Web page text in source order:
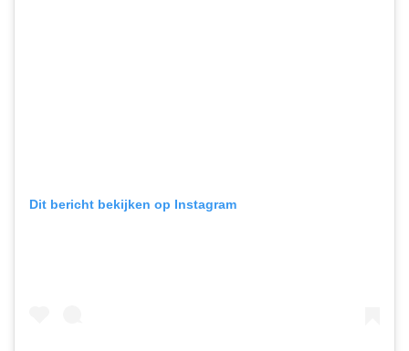
Dit bericht bekijken op Instagram